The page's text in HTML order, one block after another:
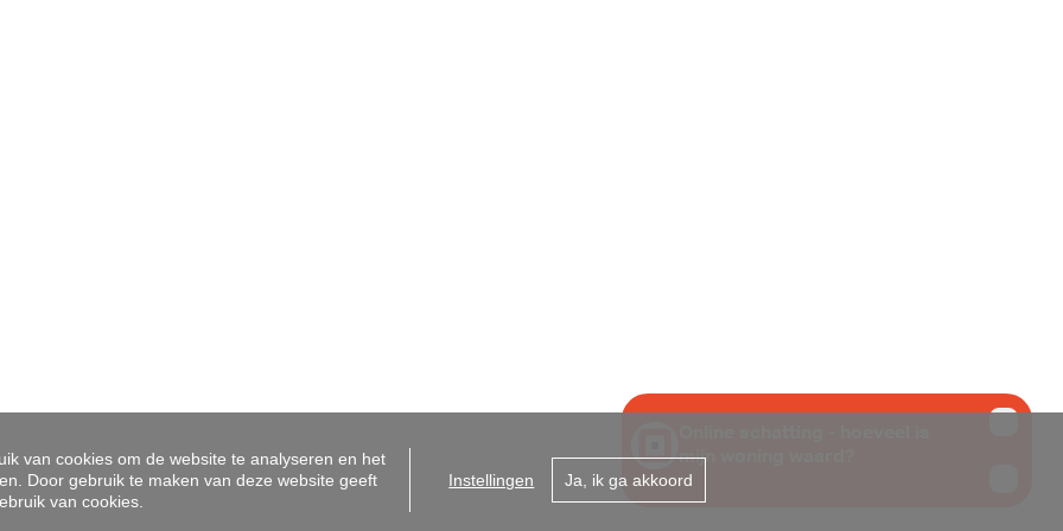
| Made by Zabun Disclaimer Privacy policy Cookie policy
van cookies om de website te analyseren en het
Door gebruik te maken van deze website geeft
van cookies.
Instellingen Ja, ik ga akkoord